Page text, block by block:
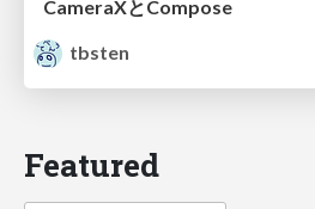
CameraXとCompose
tbsten
Featured